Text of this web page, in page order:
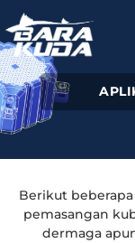
Berikut
pemasangan
dermaga